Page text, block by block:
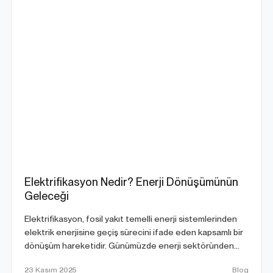
Elektrifikasyon Nedir? Enerji Dönüşümünün
Geleceği
Elektrifikasyon, fosil yakıt temelli enerji sistemlerinden
elektrik enerjisine geçiş sürecini ifade eden kapsamlı bir
dönüşüm hareketidir. Günümüzde enerji sektöründen
23 Kasım 2025 Blog